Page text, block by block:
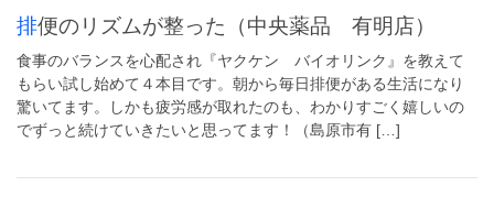
排便のリズムが整った（中央薬品 有明店）
食事のバランスを心配され『ヤクケン バイオリンク』を教えて
もらい試し始めて４本目です。朝から毎日排便がある生活になり
驚いてます。しかも疲労感が取れたのも、わかりすごく嬉しいの
でずっと続けていきたいと思ってます！（島原市有 […]